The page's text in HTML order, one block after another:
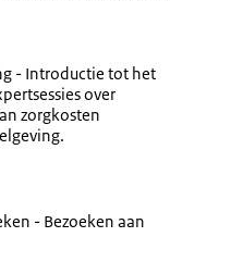
- Introductie tot het
over
zorgkosten
- Bezoeken aan